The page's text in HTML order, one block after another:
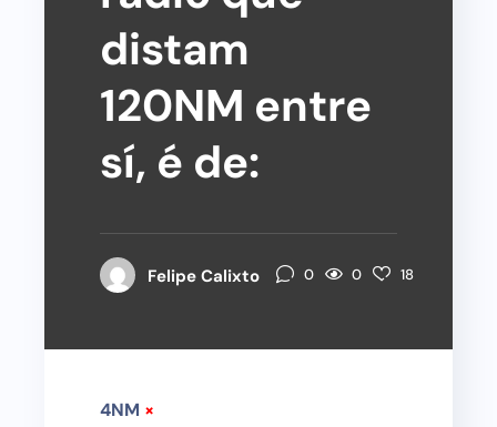
distam
120NM entre
sí, é de:
Felipe Calixto 0 0 18
4NM ×